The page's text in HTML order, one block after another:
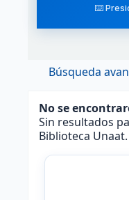
⌨️
Búsqueda
No se
Sin resultados
Biblioteca Unaat.